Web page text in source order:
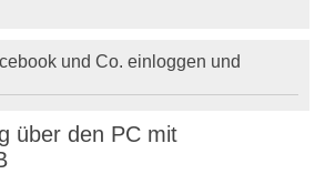
und Co. einloggen und
über den PC mit